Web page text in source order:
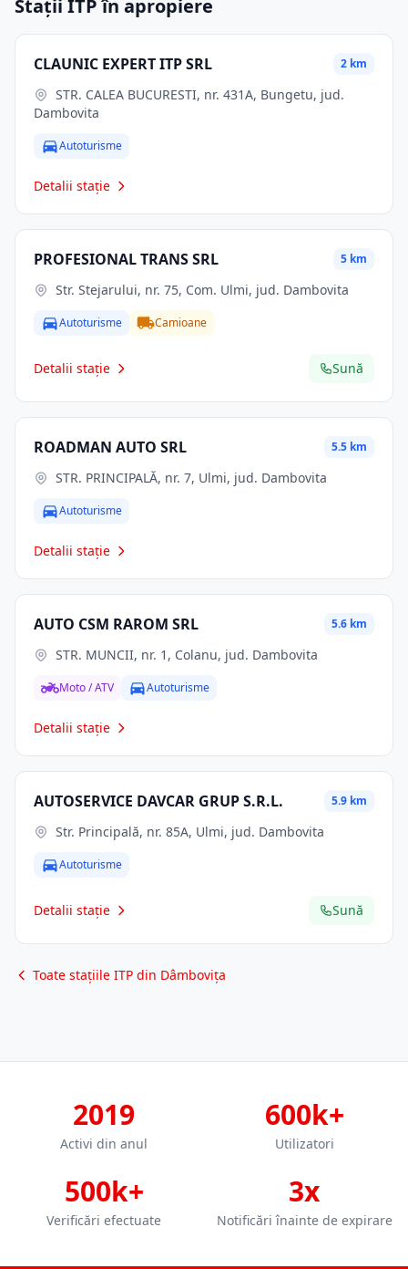
Stații ITP în apropiere
CLAUNIC EXPERT ITP SRL 2 km
Dambovita
Autoturisme
Detalii stație
PROFESIONAL TRANS SRL 5 km
Str. Stejarului, nr. 75, Com. Ulmi, jud. Dambovita
Autoturisme Camioane
Detalii stație Sună
ROADMAN AUTO SRL 5.5 km
STR. PRINCIPALĂ, nr. 7, Ulmi, jud. Dambovita
Autoturisme
Detalii stație
AUTO CSM RAROM SRL 5.6 km
STR. MUNCII, nr. 1, Colanu, jud. Dambovita
Moto / ATV Autoturisme
Detalii stație
AUTOSERVICE DAVCAR GRUP S.R.L. 5.9 km
Str. Principală, nr. 85A, Ulmi, jud. Dambovita
Autoturisme
Detalii stație Sună
Toate stațiile ITP din Dâmbovița
2019
Activi din anul
600k+
Utilizatori
500k+
Verificări efectuate
3x
Notificări înainte de expirare